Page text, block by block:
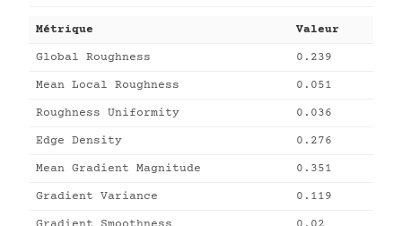
Métrique Valeur
Global Roughness 0.239
Mean Local Roughness 0.051
Roughness Uniformity 0.036
Edge Density 0.276
Mean Gradient Magnitude 0.351
Gradient Variance 0.119